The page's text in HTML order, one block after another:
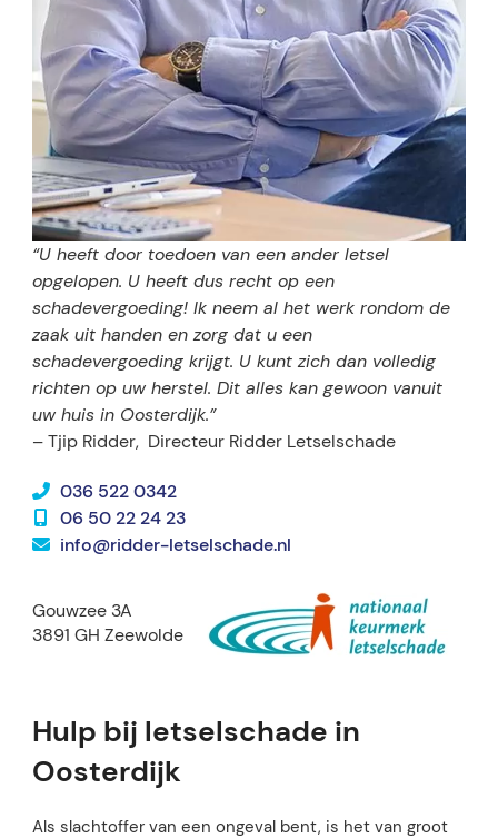
“U heeft door toedoen van een ander letsel
opgelopen. U heeft dus recht op een
schadevergoeding! Ik neem al het werk rondom de
zaak uit handen en zorg dat u een
schadevergoeding krijgt. U kunt zich dan volledig
richten op uw herstel. Dit alles kan gewoon vanuit
uw huis in Oosterdijk.”
– Tjip Ridder, Directeur Ridder Letselschade
036 522 0342
06 50 22 24 23
info@ridder-letselschade.nl
Gouwzee 3A
3891 GH Zeewolde
Hulp bij letselschade in
Oosterdijk
Als slachtoffer van een ongeval bent, is het van groot